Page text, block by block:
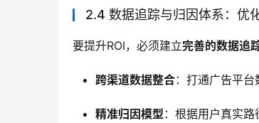
2.4 数据追踪与归因体系：优
要提升ROI，必须建立完善的数据追
跨渠道数据整合：打通广告平台
精准归因模型：根据用户真实路